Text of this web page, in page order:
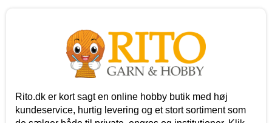
Rito.dk er kort sagt en online hobby butik med høj
kundeservice, hurtig levering og et stort sortiment som